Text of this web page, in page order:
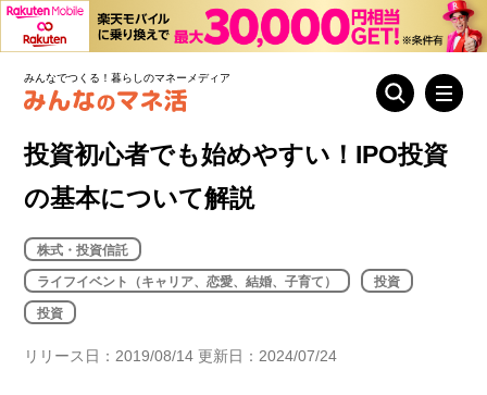
みんなでつくる！暮らしのマネーメディア
投資初心者でも始めやすい！IPO投資
の基本について解説
株式・投資信託
ライフイベント（キャリア、恋愛、結婚、子育て） 投資
投資
リリース日：2019/08/14 更新日：2024/07/24